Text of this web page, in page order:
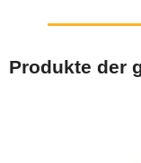
Produkte der